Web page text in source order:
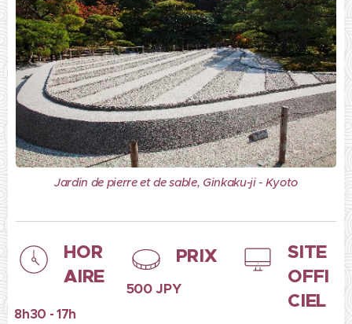
Jardin de pierre et de sable, Ginkaku-ji - Kyoto
HOR
AIRE
8h30 - 17h
PRIX
500 JPY
SITE
OFFI
CIEL